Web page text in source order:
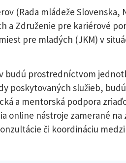
(Rada mládeže
a Združenie pre kariérové
pre mladých (JKM) v
budú prostredníctvom
poskytovaných služieb,
a mentorská podpora
online nástroje zamerané
či koordináciu